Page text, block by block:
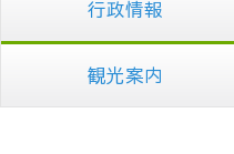
行政情報
観光案内